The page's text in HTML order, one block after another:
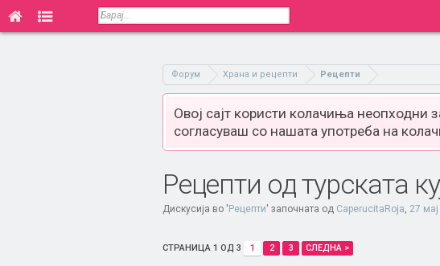
Форум Храна и рецепти Рецепти
Овој сајт користи колачиња
согласуваш со нашата употреба на
Рецепти од турската
Дискусија во ' Рецепти' започната од CaperucitaRoja, 27
СТРАНИЦА 1 ОД 3 1 2 3 СЛЕДНА >